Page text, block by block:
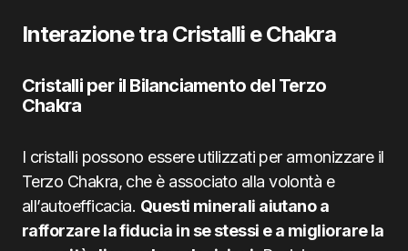
Interazione tra Cristalli e Chakra
Cristalli per il Bilanciamento del Terzo
Chakra
I cristalli possono essere utilizzati per armonizzare il
Terzo Chakra, che è associato alla volontà e
all’autoefficacia. Questi minerali aiutano a
rafforzare la fiducia in se stessi e a migliorare la